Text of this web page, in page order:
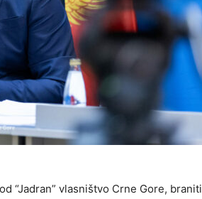
“Jadran” vlasništvo Crne Gore, braniti